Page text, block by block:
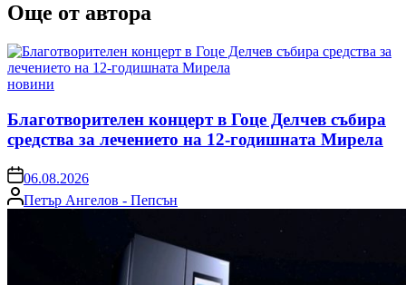
Още от автора
Posted
новини
Благотворителен концерт в Гоце Делчев събира
средства за лечението на 12-годишната Мирела
on06.08.2026
Posted
by
Петър Ангелов - Пепсън